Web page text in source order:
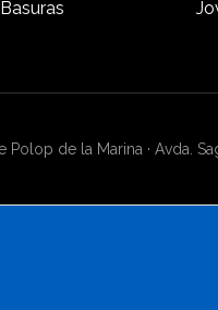
Basuras
de la Marina · Avda.